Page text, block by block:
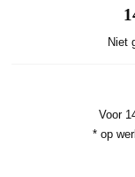
Niet
Voor
* op